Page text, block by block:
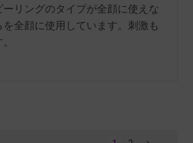
リングのタイプが全顔に使えな
全顔に使用しています。刺激も